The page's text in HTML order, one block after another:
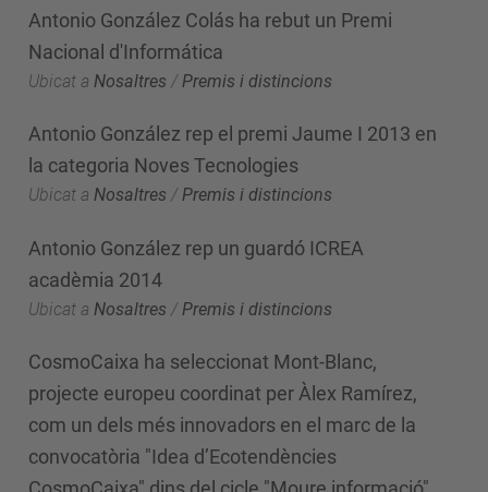
Antonio González Colás ha rebut un Premi
Nacional d'Informática
Ubicat a Nosaltres / Premis i distincions
Antonio González rep el premi Jaume I 2013 en
la categoria Noves Tecnologies
Ubicat a Nosaltres /Premis i distincions
Antonio González rep un guardó ICREA
acadèmia 2014
Ubicat a Nosaltres / Premis i distincions
CosmoCaixa ha seleccionat Mont-Blanc,
projecte europeu coordinat per Àlex Ramírez,
com un dels més innovadors en el marc de la
convocatòria "Idea d’Ecotendències